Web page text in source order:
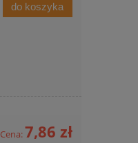
do koszyka
Cena:7,86 zł